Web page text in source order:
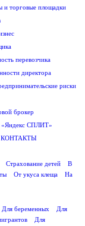
и торговые площадки
перевозчика
директора
риски
брокер
«Яндекс СПЛИТ»
КОНТАКТЫ
Страхование детей
В
От укуса клеща
На
Для беременных
Для
Для